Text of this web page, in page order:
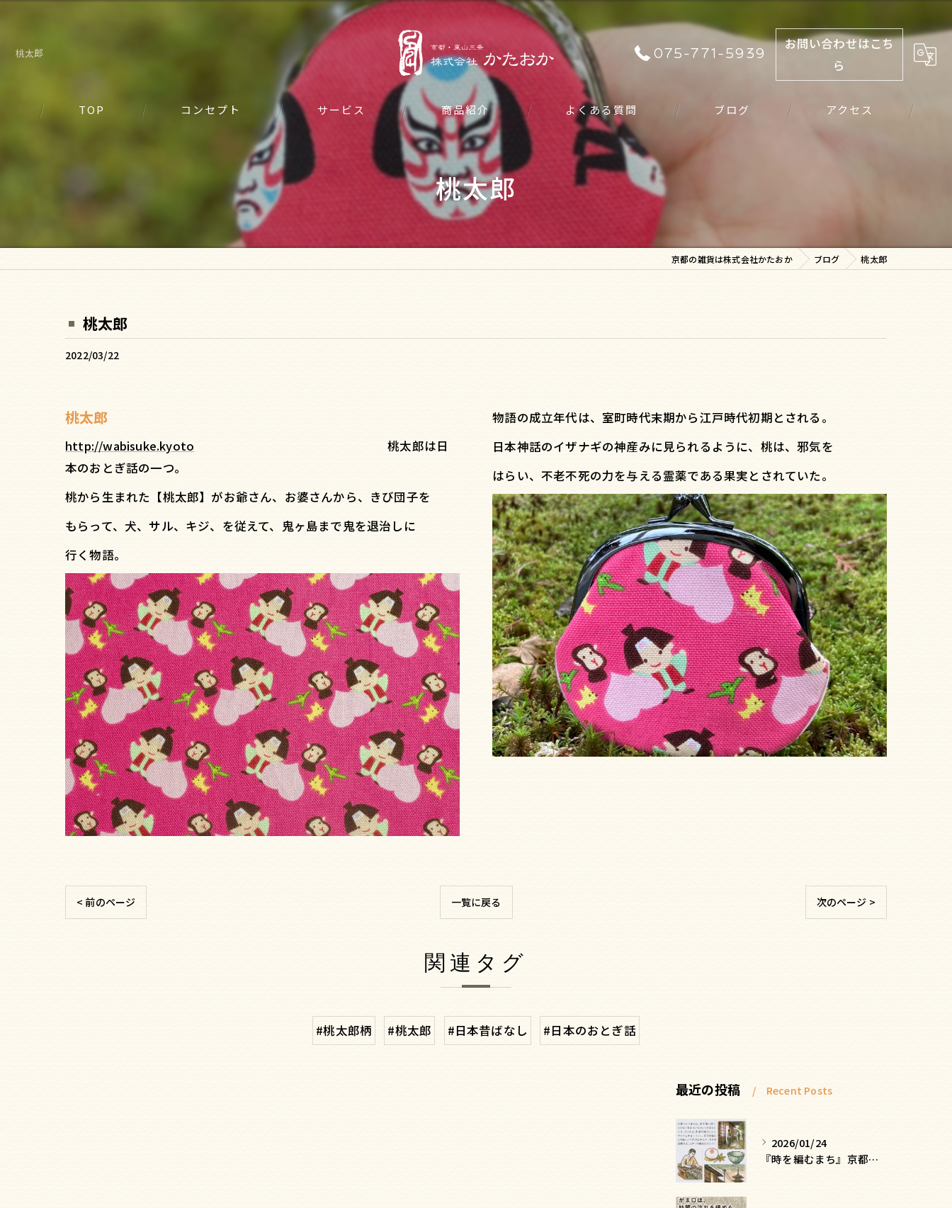
桃太郎 075-771-5939
お問い合わせはこち
ら
TOP コンセプト サービス 商品紹介 よくある質問 ブログ アクセス
桃太郎
京都の雑貨は株式会社かたおか ブログ 桃太郎
桃太郎
2022/03/22
桃太郎
http://wabisuke.kyoto 桃太郎は日
本のおとぎ話の一つ。
桃から生まれた【桃太郎】がお爺さん、お婆さんから、きび団子を
もらって、犬、サル、キジ、を従えて、鬼ヶ島まで鬼を退治しに
行く物語。
物語の成立年代は、室町時代末期から江戸時代初期とされる。
日本神話のイザナギの神産みに見られるように、桃は、邪気を
はらい、不老不死の力を与える霊薬である果実とされていた。
< 前のページ 一覧に戻る 次のページ >
関連タグ
#桃太郎柄 #桃太郎 #日本昔ばなし #日本のおとぎ話
最近の投稿 Recent Posts
2026/01/24
『時を編むまち』京都ー日常にひそむ、静かな贅沢